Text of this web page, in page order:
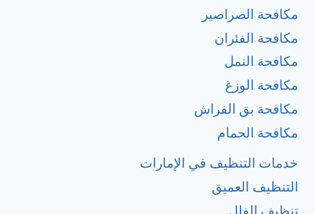
مكافحة الصراصير
مكافحة الفئران
مكافحة النمل
مكافحة الوزغ
مكافحة بق الفراش
مكافحة الحمام
خدمات التنظيف في الإمارات
التنظيف العميق
تنظبف الفلل